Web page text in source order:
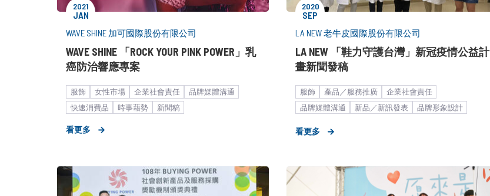
2021
JAN
WAVE SHINE 加可國際股份有限公司
WAVE SHINE 「ROCK YOUR PINK POWER」乳
癌防治響應專案
服飾 女性市場 企業社會責任
品牌媒體溝通
快速消費品
時事藉勢 新聞稿
看更多
2020
SEP
LA NEW 老牛皮國際股份有限公司
LA NEW 「鞋力守護台灣」新冠疫情公益計
畫新聞發稿
服飾 產品／服務推廣
企業社會責任
品牌媒體溝通
新品／新訊發表
品牌形象設計
運動休閒
看更多